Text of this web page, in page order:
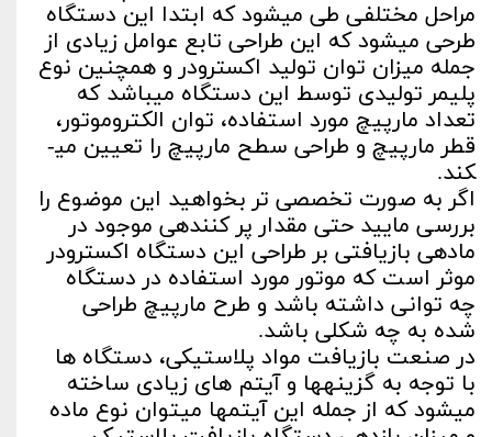
مراحل مختلفی طی می­شود که ابتدا این دستگاه
طرحی می­شود که این طراحی تابع عوامل زیادی از
جمله میزان توان تولید اکسترودر و همچنین نوع
پلیمر تولیدی توسط این دستگاه می­باشد که
تعداد مارپیچ مورد استفاده، توان الکتروموتور،
قطر مارپیچ و طراحی سطح مارپیچ را تعیین می­
کند.
اگر به صورت تخصصی تر بخواهید این موضوع را
بررسی مایید حتی مقدار پر کننده­ی موجود در
ماده­ی بازیافتی بر طراحی این دستگاه اکسترودر
موثر است که موتور مورد استفاده در دستگاه
چه توانی داشته باشد و طرح مارپیچ طراحی
شده به چه شکلی باشد.
در صنعت بازیافت مواد پلاستیکی، دستگاه ها
با توجه به گزینه­ها و آیتم های زیادی ساخته
می­شود که از جمله این آیتم­ها می­توان نوع ماده